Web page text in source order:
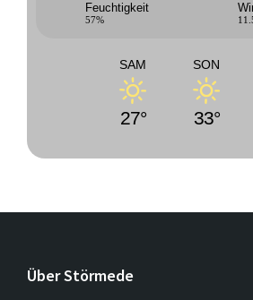
Feuchtigkeit
57%
SAM
27°
SON
33°
Über Störmede